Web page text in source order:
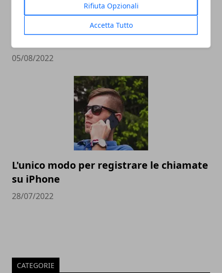
Rifiuta Opzionali
Accetta Tutto
Quali sono gli smartphone più veloci al
05/08/2022
L'unico modo per registrare le chiamate
su iPhone
28/07/2022
CATEGORIE